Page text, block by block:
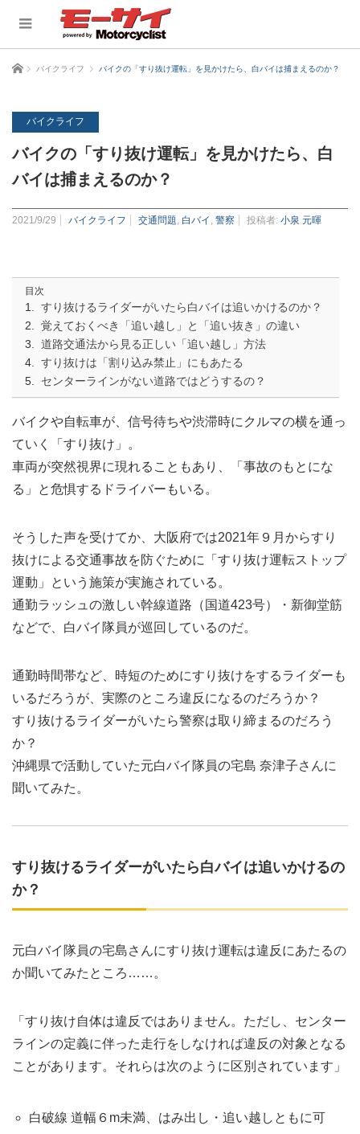
ホーム バイクライフ バイクの「すり抜け運転」を見かけたら、白バイは捕まえるのか？
バイクライフ
バイクの「すり抜け運転」を見かけたら、白
バイは捕まえるのか？
2021/9/29 バイクライフ 交通問題 白バイ 警察 投稿者: 小泉 元暉
目次
すり抜けるライダーがいたら白バイは追いかけるのか？
覚えておくべき「追い越し」と「追い抜き」の違い
道路交通法から見る正しい「追い越し」方法
すり抜けは「割り込み禁止」にもあたる
センターラインがない道路ではどうするの？
バイクや自転車が、信号待ちや渋滞時にクルマの横を通っ
ていく「すり抜け」。
車両が突然視界に現れることもあり、「事故のもとにな
る」と危惧するドライバーもいる。
そうした声を受けてか、大阪府では2021年９月からすり
抜けによる交通事故を防ぐために「すり抜け運転ストップ
運動」という施策が実施されている。
通勤ラッシュの激しい幹線道路（国道423号）・新御堂筋
などで、白バイ隊員が巡回しているのだ。
通勤時間帯など、時短のためにすり抜けをするライダーも
いるだろうが、実際のところ違反になるのだろうか？
すり抜けるライダーがいたら警察は取り締まるのだろう
か？
沖縄県で活動していた元白バイ隊員の宅島 奈津子さんに
聞いてみた。
すり抜けるライダーがいたら白バイは追いかけるの
か？
元白バイ隊員の宅島さんにすり抜け運転は違反にあたるの
か聞いてみたところ……。
「すり抜け自体は違反ではありません。ただし、センター
ラインの定義に伴った走行をしなければ違反の対象となる
ことがあります。それらは次のように区別されています」
白破線 道幅６m未満、はみ出し・追い越しともに可